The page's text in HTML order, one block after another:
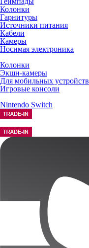
Колонки
Гарнитуры
Источники питания
Кабели
Камеры
Носимая электроника
Колонки
Экшн-камеры
Для мобильных устройств
Игровые консоли
Nintendo Switch